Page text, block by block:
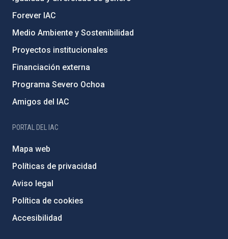
Forever IAC
Medio Ambiente y Sostenibilidad
Proyectos institucionales
Financiación externa
Programa Severo Ochoa
Amigos del IAC
PORTAL DEL IAC
Mapa web
Políticas de privacidad
Aviso legal
Política de cookies
Accesibilidad